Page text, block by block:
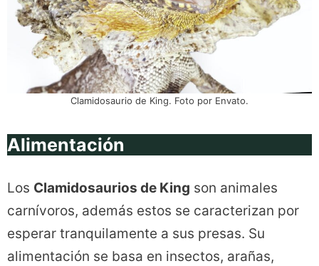
Clamidosaurio de King. Foto por Envato.
Alimentación
Los Clamidosaurios de King son animales
carnívoros, además estos se caracterizan por
esperar tranquilamente a sus presas. Su
alimentación se basa en insectos, arañas,